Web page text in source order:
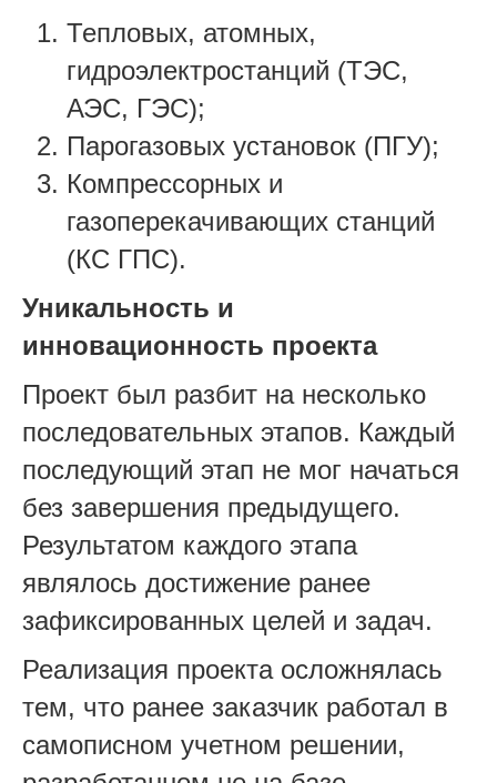
Тепловых, атомных,
гидроэлектростанций (ТЭС,
АЭС, ГЭС);
Парогазовых установок (ПГУ);
Компрессорных и
газоперекачивающих станций
(КС ГПС).
Уникальность и
инновационность проекта
Проект был разбит на несколько
последовательных этапов. Каждый
последующий этап не мог начаться
без завершения предыдущего.
Результатом каждого этапа
являлось достижение ранее
зафиксированных целей и задач.
Реализация проекта осложнялась
тем, что ранее заказчик работал в
самописном учетном решении,